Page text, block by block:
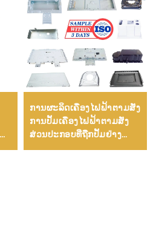
ການຜະລິດເຄື່ອງໄຟຟ້າຕາມສັ່ງ
ການປັ້ມເຄື່ອງໄຟຟ້າຕາມສັ່ງ
ສ່ວນປະກອບທີ່ຖືກປັ້ມຢ່າງ
ແນ່ນອນຕາມຂໍ້ກຳນົດຂອງຜູ້